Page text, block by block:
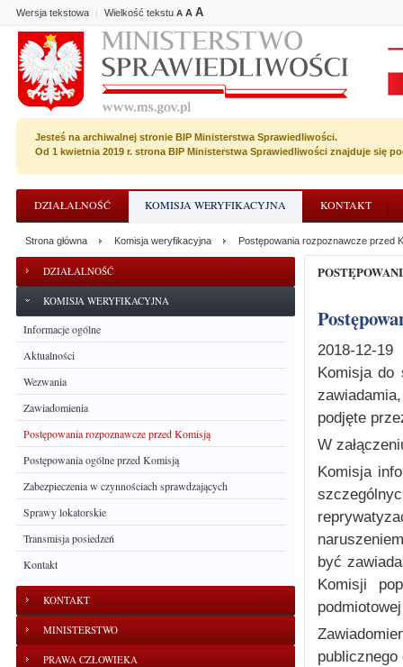
Wersja tekstowa | Wielkość tekstu A A A
Jesteś na archiwalnej stronie BIP Ministerstwa Sprawiedliwości.
Od 1 kwietnia 2019 r. strona BIP Ministerstwa Sprawiedliwości znajduje się
DZIAŁALNOŚĆ KOMISJA WERYFIKACYJNA KONTAKT
DZIAŁALNOŚĆ
KOMISJA WERYFIKACYJNA
Informacje ogólne
Aktualności
Wezwania
Zawiadomienia
Postępowania rozpoznawcze przed Komisją
Postępowania ogólne przed Komisją
Zabezpieczenia w czynnościach sprawdzających
Sprawy lokatorskie
Transmisja posiedzeń
Kontakt
KONTAKT
MINISTERSTWO
PRAWA CZŁOWIEKA
Strona główna Komisja weryfikacyjna Postępowania rozpoznawcze przed
2018-12-19
Komisja do
podjęte
W
Komisja
być
Komisji
publicznego